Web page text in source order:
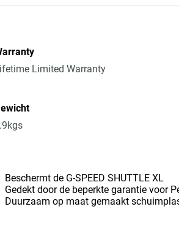
Limited Warranty
Beschermt de G-SPEED SHUTTLE XL
Gedekt door de beperkte garantie voor
Duurzaam op maat gemaakt